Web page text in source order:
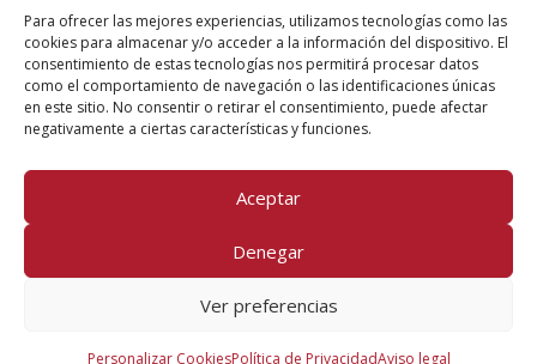
Para ofrecer las mejores experiencias, utilizamos tecnologías como las
cookies para almacenar y/o acceder a la información del dispositivo. El
consentimiento de estas tecnologías nos permitirá procesar datos
como el comportamiento de navegación o las identificaciones únicas
en este sitio. No consentir o retirar el consentimiento, puede afectar
negativamente a ciertas características y funciones.
Aceptar
Denegar
Ver preferencias
Personalizar CookiesPolítica de PrivacidadAviso legal
Aviso legal
Política de privacidad
Política de cookies
Clases
Talleres
FOLLOW US!